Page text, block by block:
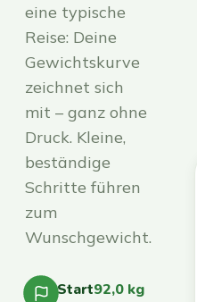
eine typische
Reise: Deine
Gewichtskurve
zeichnet sich
mit – ganz ohne
Druck. Kleine,
beständige
Schritte führen
zum
Wunschgewicht.
Start92,0 kg